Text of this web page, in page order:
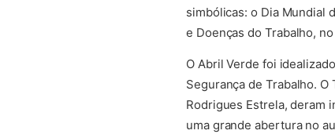
simbólicas: o Dia Mundial
e Doenças do Trabalho,
O Abril Verde foi
Segurança de Trabalho.
Rodrigues Estrela, deram
uma grande abertura no